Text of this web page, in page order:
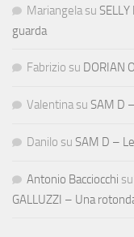
Mariangela su
guarda
Fabrizio su DORIAN
Valentina su SAM D
Danilo su SAM D –
Antonio Bacciocchi su
GALLUZZI – Una